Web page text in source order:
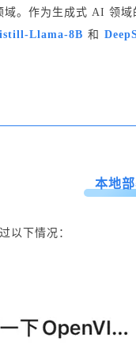
。作为生成式 AI 领
Llama-8B 和
本地
以下情况：